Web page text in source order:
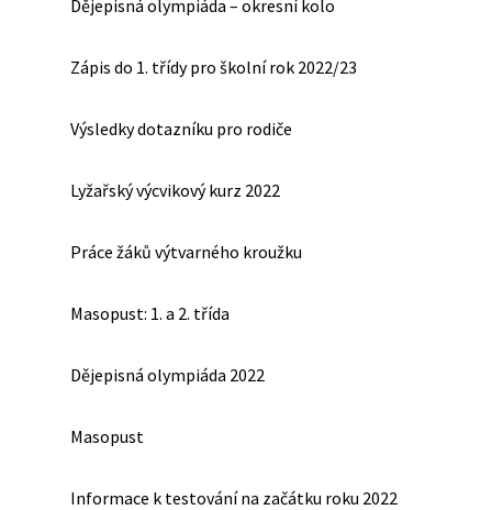
Dějepisná olympiáda – okresní kolo
Zápis do 1. třídy pro školní rok 2022/23
Výsledky dotazníku pro rodiče
Lyžařský výcvikový kurz 2022
Práce žáků výtvarného kroužku
Masopust: 1. a 2. třída
Dějepisná olympiáda 2022
Masopust
Informace k testování na začátku roku 2022